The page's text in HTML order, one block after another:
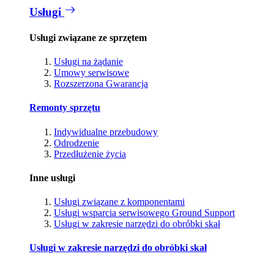
Usługi
Usługi związane ze sprzętem
Usługi na żądanie
Umowy serwisowe
Rozszerzona Gwarancja
Remonty sprzętu
Indywidualne przebudowy
Odrodzenie
Przedłużenie życia
Inne usługi
Usługi związane z komponentami
Usługi wsparcia serwisowego Ground Support
Usługi w zakresie narzędzi do obróbki skał
Usługi w zakresie narzędzi do obróbki skał